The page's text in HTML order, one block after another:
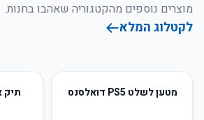
מוצרים נוספים מהקטגוריה שאהבו בחנות.
לקטלוג המלא
34%מטען לשלט PS5 דואלסנס 86
תיק